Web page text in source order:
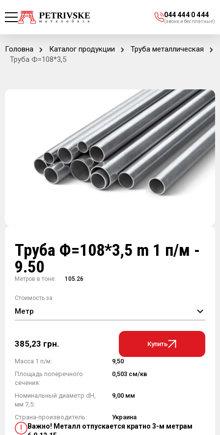
044 444 0 444
(звонки бесплатные)
Головна Каталог продукции
Труба металлическая
Труба Ф=108*3,5
Труба Ф=108*3,5 m 1 п/м -
9.50
Метров в тоне: 105.26
Стоимость за
Метр
385,23 грн. Купить
Масса 1 п/м:
9,50
Площадь поперечного
сечения:
0,503 см/кв
Номинальный диаметр dH,
мм 7,5:
9,00 мм
Страна-производитель: Украина
Важно! Металл отпускается кратно 3-м метрам